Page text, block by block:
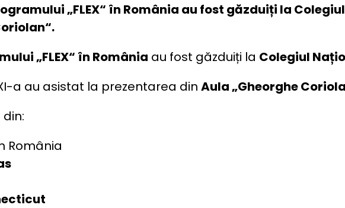
„FLEX“ în România au fost găzduiți la
„FLEX“ în România au fost găzduiți la Colegiul
a au asistat la prezentarea din Aula „Gheorghe
România